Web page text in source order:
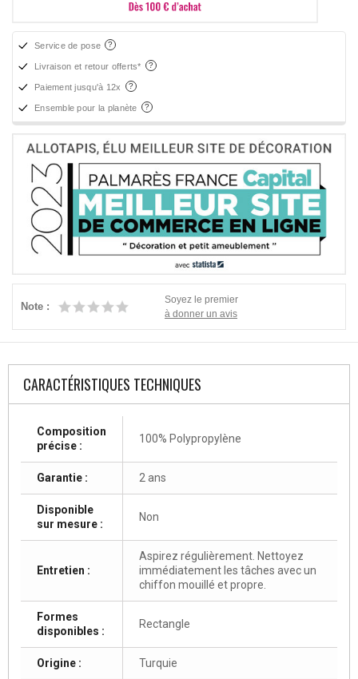
Service de pose
Livraison et retour offerts*
Paiement jusqu'à 12x
Ensemble pour la planète
Note :
Soyez le premier
à donner un avis
CARACTÉRISTIQUES TECHNIQUES
Composition
précise :
100% Polypropylène
Garantie : 2 ans
Disponible
sur mesure :
Non
Entretien :
Aspirez régulièrement. Nettoyez
immédiatement les tâches avec un
chiffon mouillé et propre.
Formes
disponibles :
Rectangle
Origine : Turquie